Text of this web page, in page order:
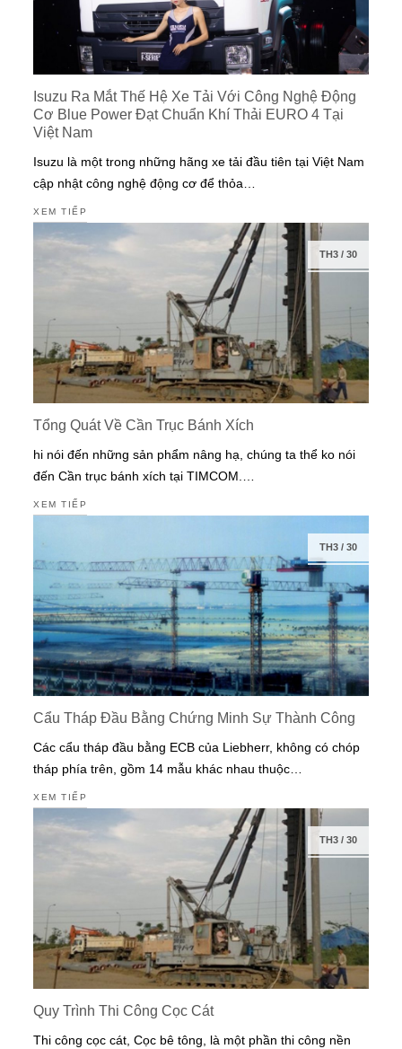
Isuzu Ra Mắt Thế Hệ Xe Tải Với Công Nghệ Động
Cơ Blue Power Đạt Chuẩn Khí Thải EURO 4 Tại
Việt Nam
Isuzu là một trong những hãng xe tải đầu tiên tại Việt Nam
cập nhật công nghệ động cơ để thỏa…
XEM TIẾP
TH3/ 30
Tổng Quát Về Cần Trục Bánh Xích
hi nói đến những sản phẩm nâng hạ, chúng ta thể ko nói
đến Cần trục bánh xích tại TIMCOM.…
XEM TIẾP
TH3/ 30
Cẩu Tháp Đầu Bằng Chứng Minh Sự Thành Công
Các cẩu tháp đầu bằng ECB của Liebherr, không có chóp
tháp phía trên, gồm 14 mẫu khác nhau thuộc…
XEM TIẾP
TH3/ 30
Quy Trình Thi Công Cọc Cát
Thi công cọc cát, Cọc bê tông, là một phần thi công nền